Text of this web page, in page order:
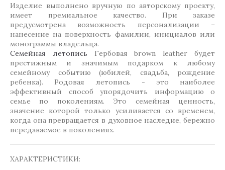
Изделие выполнено вручную по авторскому проекту,
имеет премиальное качество. При заказе
предусмотрена возможность персонализации –
нанесение на поверхность фамилии, инициалов или
монограммы владельца.
Семейная летопись Гербовая brown leather будет
престижным и значимым подарком к любому
семейному событию (юбилей, свадьба, рождение
ребенка). Родовая летопись - это наиболее
эффективный способ упорядочить информацию о
семье по поколениям. Это семейная ценность,
значение которой только усиливается со временем,
когда она превращается в духовное наследие, бережно
передаваемое в поколениях.
ХАРАКТЕРИСТИКИ: